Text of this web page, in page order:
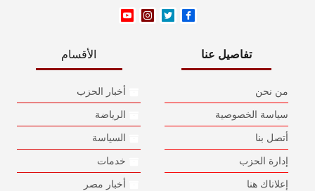
تفاصيل عنا
من نحن
سياسة الخصوصية
أتصل بنا
إدارة الحزب
إعلاناك هنا
الأقسام
أخبار الحزب
الرياضة
السياسة
خدمات
أخبار مصر